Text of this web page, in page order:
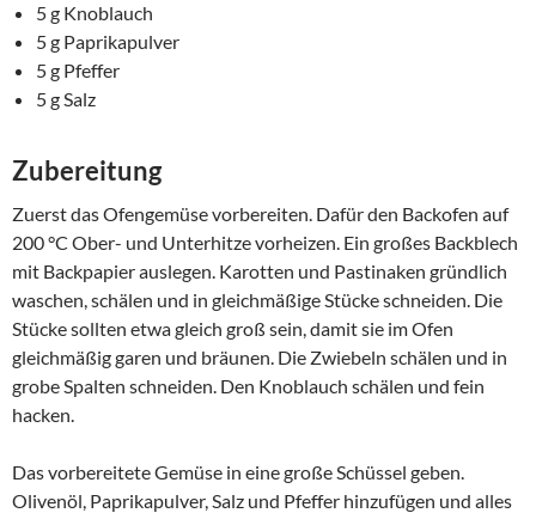
5 g Knoblauch
5 g Paprikapulver
5 g Pfeffer
5 g Salz
Zubereitung
Zuerst das Ofengemüse vorbereiten. Dafür den Backofen auf
200 °C Ober- und Unterhitze vorheizen. Ein großes Backblech
mit Backpapier auslegen. Karotten und Pastinaken gründlich
waschen, schälen und in gleichmäßige Stücke schneiden. Die
Stücke sollten etwa gleich groß sein, damit sie im Ofen
gleichmäßig garen und bräunen. Die Zwiebeln schälen und in
grobe Spalten schneiden. Den Knoblauch schälen und fein
hacken.
Das vorbereitete Gemüse in eine große Schüssel geben.
Olivenöl, Paprikapulver, Salz und Pfeffer hinzufügen und alles